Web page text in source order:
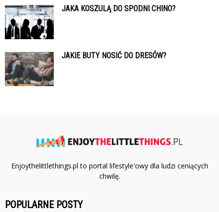
JAKA KOSZULĄ DO SPODNI CHINO?
JAKIE BUTY NOSIĆ DO DRESÓW?
Enjoythelittlethings.pl to portal lifestyle'owy dla ludzi ceniących
chwilę.
POPULARNE POSTY